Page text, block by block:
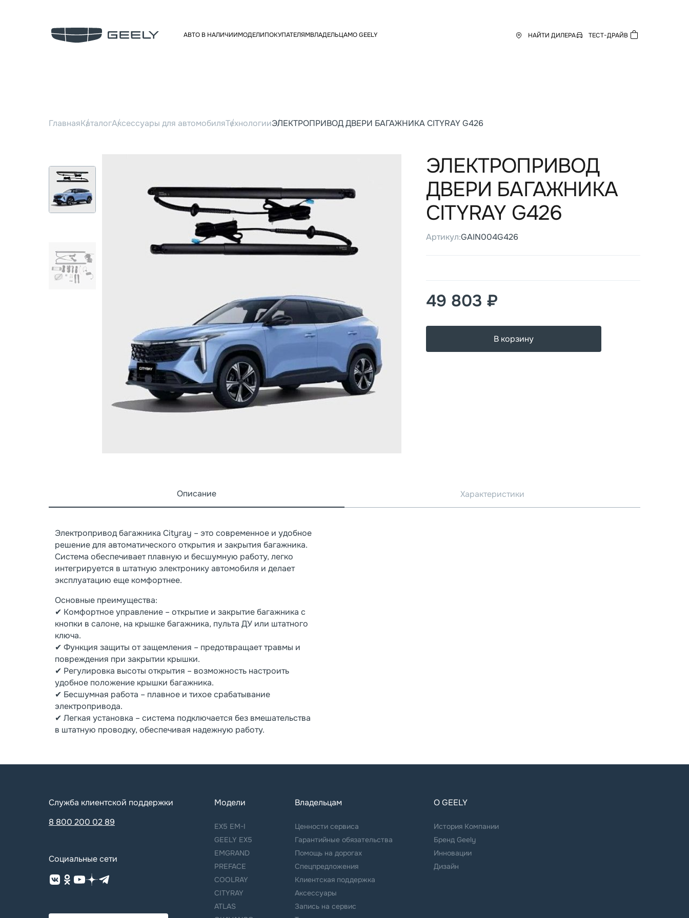
AВТО В НАЛИЧИИМОДЕЛИПОКУПАТЕЛЯМВЛАДЕЛЬЦАМО GEELY НАЙТИ ДИЛЕРА ТЕСТ-ДРАЙВ
ГлавнаяКаталогАксессуары для автомобиляТехнологииЭЛЕКТРОПРИВОД ДВЕРИ БАГАЖНИКА CITYRAY G426
ЭЛЕКТРОПРИВОД
ДВЕРИ БАГАЖНИКА
CITYRAY G426
Артикул:GAIN004G426
49 803 ₽
В корзину
Описание Характеристики
Электропривод багажника Cityray – это современное и удобное
решение для автоматического открытия и закрытия багажника.
Система обеспечивает плавную и бесшумную работу, легко
интегрируется в штатную электронику автомобиля и делает
эксплуатацию еще комфортнее.
Основные преимущества:
✔ Комфортное управление – открытие и закрытие багажника с
кнопки в салоне, на крышке багажника, пульта ДУ или штатного
ключа.
✔ Функция защиты от защемления – предотвращает травмы и
повреждения при закрытии крышки.
✔ Регулировка высоты открытия – возможность настроить
удобное положение крышки багажника.
✔ Бесшумная работа – плавное и тихое срабатывание
электропривода.
✔ Легкая установка – система подключается без вмешательства
в штатную проводку, обеспечивая надежную работу.
Служба клиентской поддержки
8 800 200 02 89
Социальные сети
Модели
EX5 EM-I
GEELY EX5
EMGRAND
PREFACE
COOLRAY
CITYRAY
ATLAS
Владельцам
Ценности сервиса
Гарантийные обязательства
Помощь на дорогах
Спецпредложения
Клиентская поддержка
Аксессуары
Запись на сервис
О GEELY
История Компании
Бренд Geely
Инновации
Дизайн